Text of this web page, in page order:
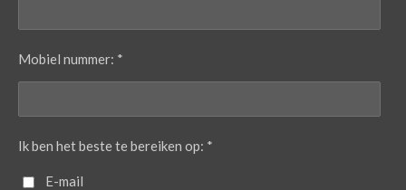
Mobiel nummer: *
Ik ben het beste te bereiken op: *
E-mail